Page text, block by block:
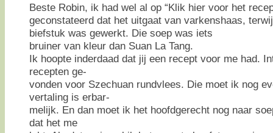
Beste Robin, ik had wel al op “Klik hier voor het
geconstateerd dat het uitgaat van varkenshaas,
biefstuk was gewerkt. Die soep was iets
bruiner van kleur dan Suan La Tang.
Ik hoopte inderdaad dat jij een recept voor me had.
recepten ge-
vonden voor Szechuan rundvlees. Die moet ik nog
vertaling is erbar-
melijk. En dan moet ik het hoofdgerecht nog naar
dat het me